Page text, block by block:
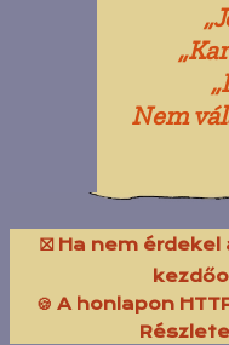
Nem
⛝ Ha nem érdekel
🍪 A honlapon